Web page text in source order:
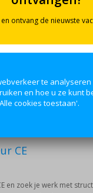
C Dag/nacht
C ..
CE
en zoek je werk met